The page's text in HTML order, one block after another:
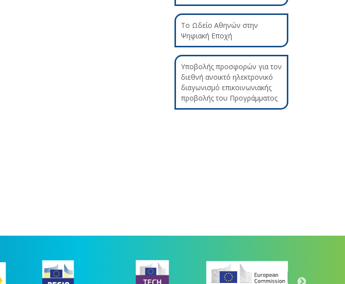
Το Ωδείο Αθηνών στην
Ψηφιακή Εποχή
Υποβολής προσφορών για τον
διεθνή ανοικτό ηλεκτρονικό
διαγωνισμό επικοινωνιακής
προβολής του Προγράμματος